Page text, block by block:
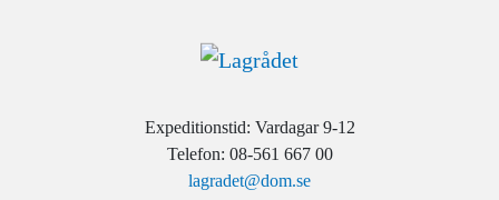
Expeditionstid: Vardagar 9-12
Telefon: 08-561 667 00
lagradet@dom.se